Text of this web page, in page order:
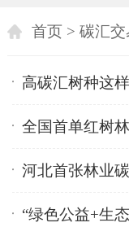
首页 > 碳汇交
高碳汇树种这
全国首单红树
河北首张林业
“绿色公益+生